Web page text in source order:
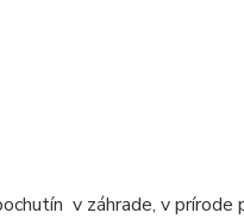
v záhrade, v